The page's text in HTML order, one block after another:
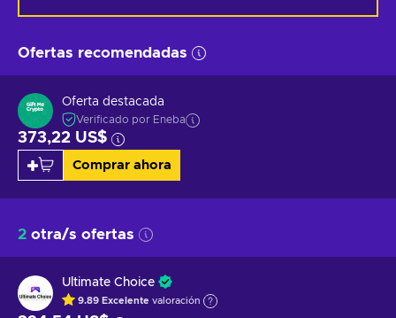
Ofertas recomendadas
Oferta destacada
Verificado por Eneba
373,22 US$
Comprar ahora
2 otra/s ofertas
Ultimate Choice
9.89 Excelente valoración